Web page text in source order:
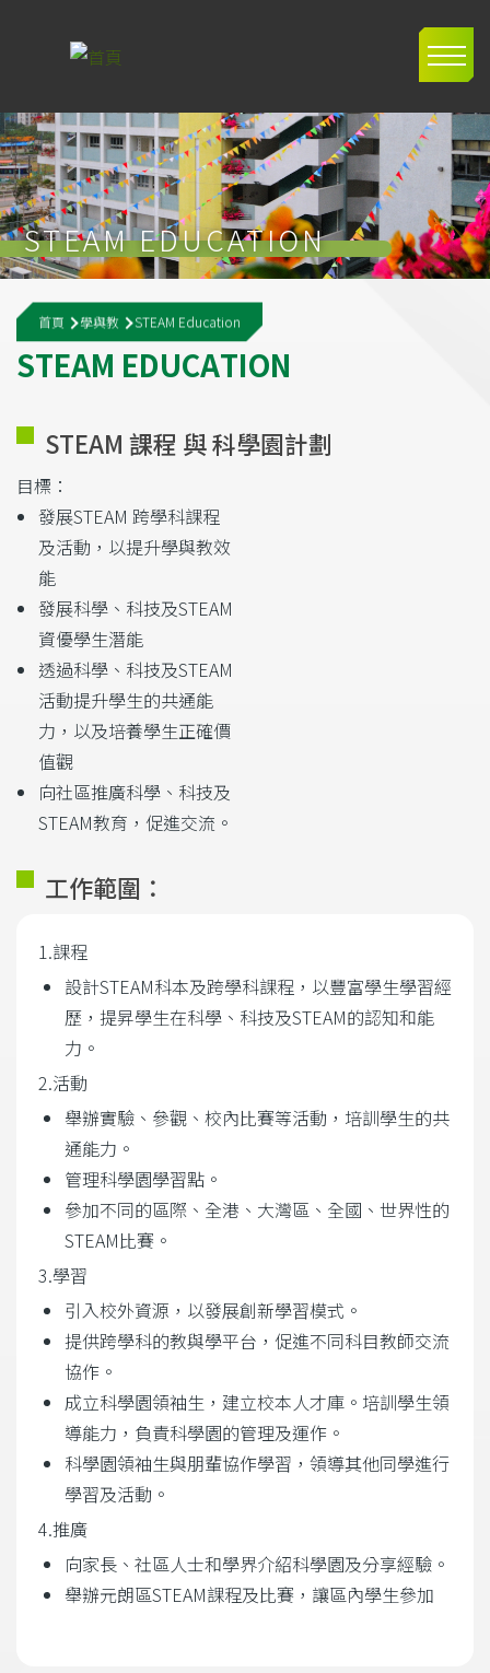
STEAM EDUCATION
導
航
連
結
首頁 學與教 STEAM Education
STEAM EDUCATION
STEAM 課程 與 科學園計劃
目標：
發展STEAM 跨學科課程
及活動，以提升學與教效
能
發展科學、科技及STEAM
資優學生潛能
透過科學、科技及STEAM
活動提升學生的共通能
力，以及培養學生正確價
值觀
向社區推廣科學、科技及
STEAM教育，促進交流。
工作範圍：
1.課程
設計STEAM科本及跨學科課程，以豐富學生學習經
歷，提昇學生在科學、科技及STEAM的認知和能
力。
2.活動
舉辦實驗、參觀、校內比賽等活動，培訓學生的共
通能力。
管理科學園學習點。
參加不同的區際、全港、大灣區、全國、世界性的
STEAM比賽。
3.學習
引入校外資源，以發展創新學習模式。
提供跨學科的教與學平台，促進不同科目教師交流
協作。
成立科學園領袖生，建立校本人才庫。培訓學生領
導能力，負責科學園的管理及運作。
科學園領袖生與朋輩協作學習，領導其他同學進行
學習及活動。
4.推廣
向家長、社區人士和學界介紹科學園及分享經驗。
舉辦元朗區STEAM課程及比賽，讓區內學生參加